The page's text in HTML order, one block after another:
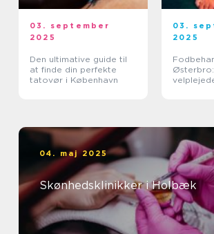
03. september
2025
Den ultimative guide til
at finde din perfekte
tatovør i København
03.
2025
04. maj 2025
Skønhedsklinikker i Holbæk